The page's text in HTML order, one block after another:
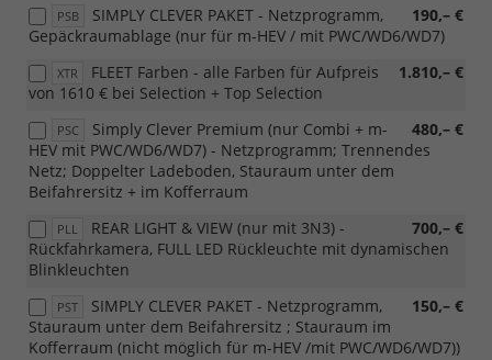
PSB 190,– €
SIMPLY CLEVER PAKET - Netzprogramm,
Gepäckraumablage (nur für m-HEV / mit PWC/WD6/WD7)
XTR 1.810,– €
FLEET Farben - alle Farben für Aufpreis
von 1610 € bei Selection + Top Selection
PSC 480,– €
Simply Clever Premium (nur Combi + m-
HEV mit PWC/WD6/WD7) - Netzprogramm; Trennendes
Netz; Doppelter Ladeboden, Stauraum unter dem
Beifahrersitz + im Kofferraum
PLL 700,– €
REAR LIGHT & VIEW (nur mit 3N3) -
Rückfahrkamera, FULL LED Rückleuchte mit dynamischen
Blinkleuchten
PST 150,– €
SIMPLY CLEVER PAKET - Netzprogramm,
Stauraum unter dem Beifahrersitz ; Stauraum im
Kofferraum (nicht möglich für m-HEV /mit PWC/WD6/WD7))